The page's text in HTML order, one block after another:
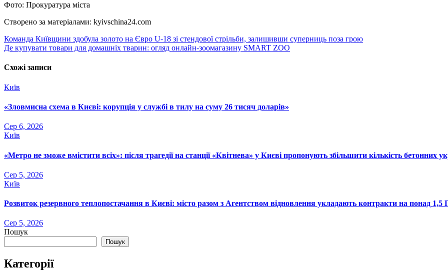
Фото: Прокуратура міста
Створено за матеріалами: kyivschina24.com
Навігація
записів
Команда Київщини здобула золото на Євро U-18 зі стендової стрільби, залишивши суперниць поза грою
Де купувати товари для домашніх тварин: огляд онлайн-зоомагазину SMART ZOO
Схожі записи
Київ
«Зловмисна схема в Києві: корупція у службі в тилу на суму 26 тисяч доларів»
Сер 6, 2026
Київ
«Метро не зможе вмістити всіх»: після трагедії на станції «Квітнева» у Києві пропонують збільшити кількість бетонних
Сер 5, 2026
Київ
Розвиток резервного теплопостачання в Києві: місто разом з Агентством відновлення укладають контракти на понад 1,5
Сер 5, 2026
Пошук
Пошук
Категорії